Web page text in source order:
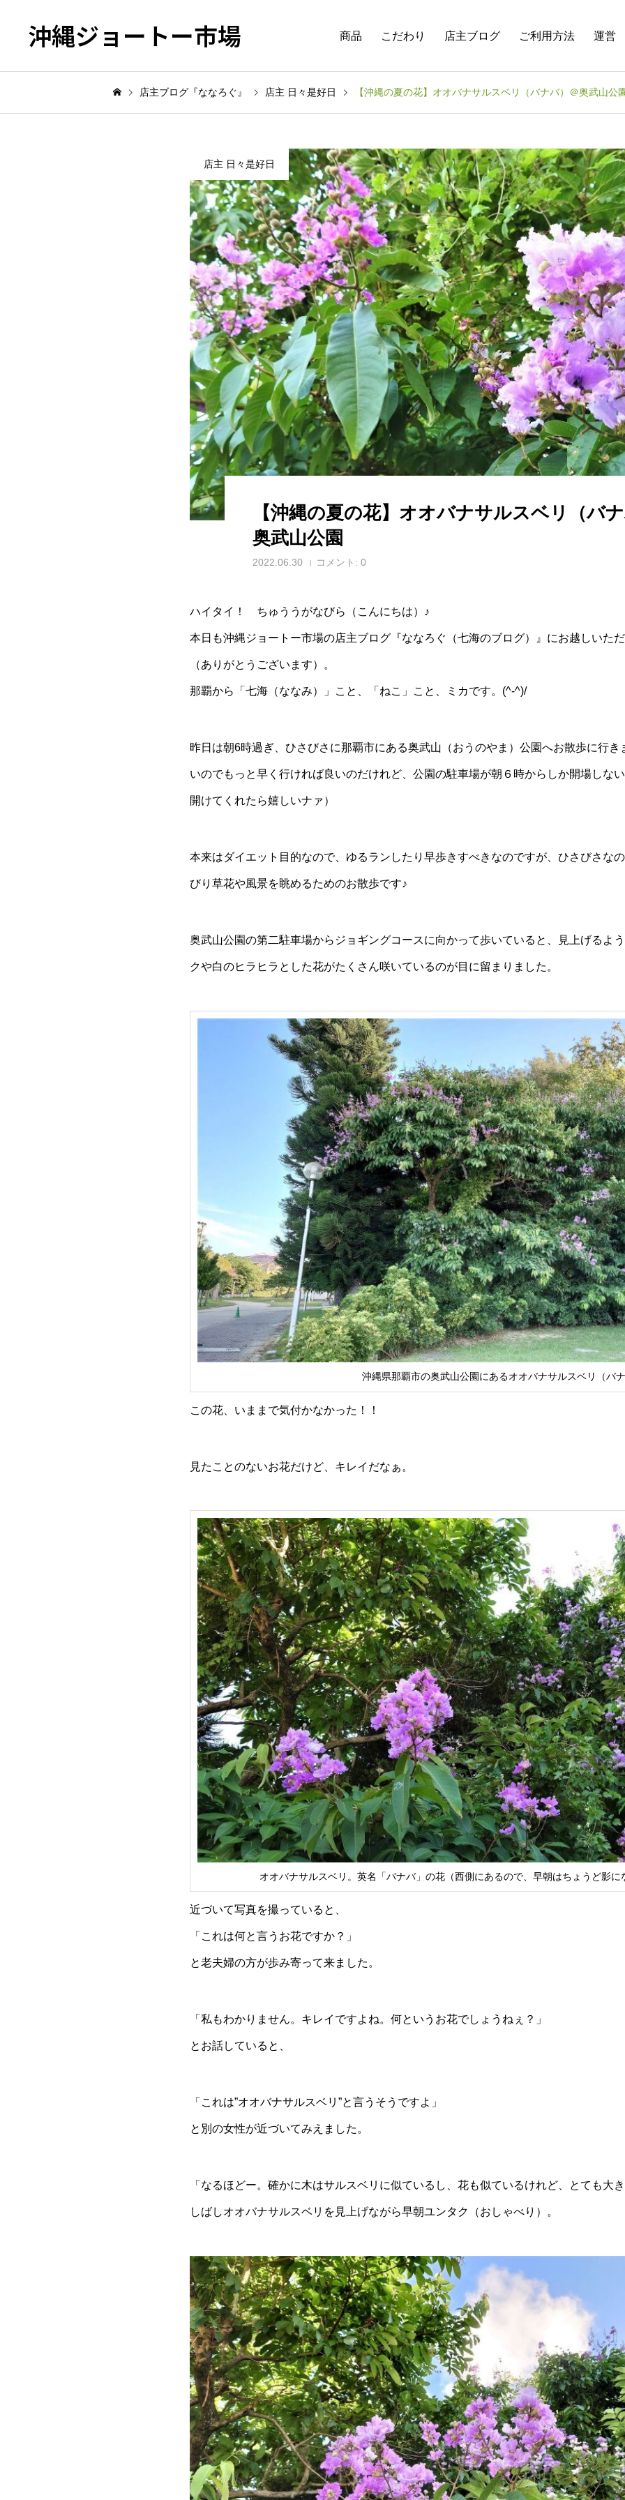
沖縄ジョートー市場 商品 こだわり 店主ブログ ご利用方法 運営
店主ブログ『ななろぐ』 店主 日々是好日 【沖縄の夏の花】オオバナサルスベリ（バナバ）＠奥武山公
店主 日々是好日
【沖縄の夏の花】オオバナサルスベリ（バ
奥武山公園
2022.06.30 コメント: 0
ハイタイ！ ちゅううがなびら（こんにちは）♪
本日も沖縄ジョートー市場の店主ブログ『ななろぐ（七海のブログ）』にお越しいた
（ありがとうございます）。
那覇から「七海（ななみ）」こと、「ねこ」こと、ミカです。(^-^)/
昨日は朝6時過ぎ、ひさびさに那覇市にある奥武山（おうのやま）公園へお散歩に行き
いのでもっと早く行ければ良いのだけれど、公園の駐車場が朝６時からしか開場しな
開けてくれたら嬉しいナァ）
本来はダイエット目的なので、ゆるランしたり早歩きすべきなのですが、ひさびさな
びり草花や風景を眺めるためのお散歩です♪
奥武山公園の第二駐車場からジョギングコースに向かって歩いていると、見上げるよ
クや白のヒラヒラとした花がたくさん咲いているのが目に留まりました。
沖縄県那覇市の奥武山公園にあるオオバナサルスベリ（バ
この花、いままで気付かなかった！！
見たことのないお花だけど、キレイだなぁ。
オオバナサルスベリ。英名「バナバ」の花（西側にあるので、早朝はちょうど影
近づいて写真を撮っていると、
「これは何と言うお花ですか？」
と老夫婦の方が歩み寄って来ました。
「私もわかりません。キレイですよね。何というお花でしょうねぇ？」
とお話していると、
「これは”オオバナサルスベリ”と言うそうですよ」
と別の女性が近づいてみえました。
「なるほどー。確かに木はサルスベリに似ているし、花も似ているけれど、とても大
しばしオオバナサルスベリを見上げながら早朝ユンタク（おしゃべり）。